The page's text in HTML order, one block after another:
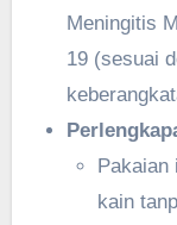
Meningitis
19 (sesuai
kain